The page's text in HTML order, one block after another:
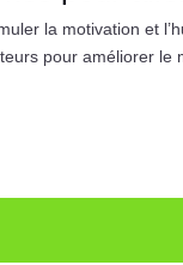
la motivation et
pour améliorer le